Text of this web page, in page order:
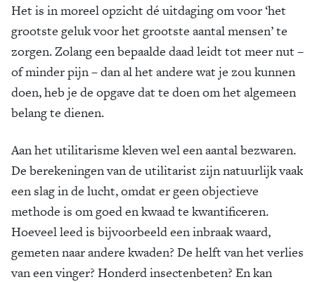
Het is in moreel opzicht dé uitdaging om voor ‘het
grootste geluk voor het grootste aantal mensen’ te
zorgen. Zolang een bepaalde daad leidt tot meer nut –
of minder pijn – dan al het andere wat je zou kunnen
doen, heb je de opgave dat te doen om het algemeen
belang te dienen.
Aan het utilitarisme kleven wel een aantal bezwaren.
De berekeningen van de utilitarist zijn natuurlijk vaak
een slag in de lucht, omdat er geen objectieve
methode is om goed en kwaad te kwantificeren.
Hoeveel leed is bijvoorbeeld een inbraak waard,
gemeten naar andere kwaden? De helft van het verlies
van een vinger? Honderd insectenbeten? En kan